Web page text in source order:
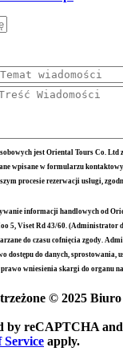
jest Oriental Tours Co. Ltd
wpisane w formularzu
procesie rezerwacji usługi,
informacji handlowych od
5, Viset Rd 43/60. (Administrator
do czasu cofnięcia zgody.
dostępu do danych, sprostowania,
wniesienia skargi do organu
© 2025
by reCAPTCHA
Service apply.